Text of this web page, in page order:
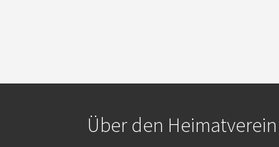
Über den Heimatverein